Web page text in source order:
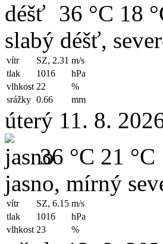
36 °C 18
slabý déšť,
vítr SZ, 2.31 m/s
tlak
1016
hPa
vlhkost 22
%
srážky 0.66 mm
úterý 11. 8.
36 °C 21 °C
jasno, mírný
vítr SZ, 6.15 m/s
tlak
1016
hPa
vlhkost 23 %